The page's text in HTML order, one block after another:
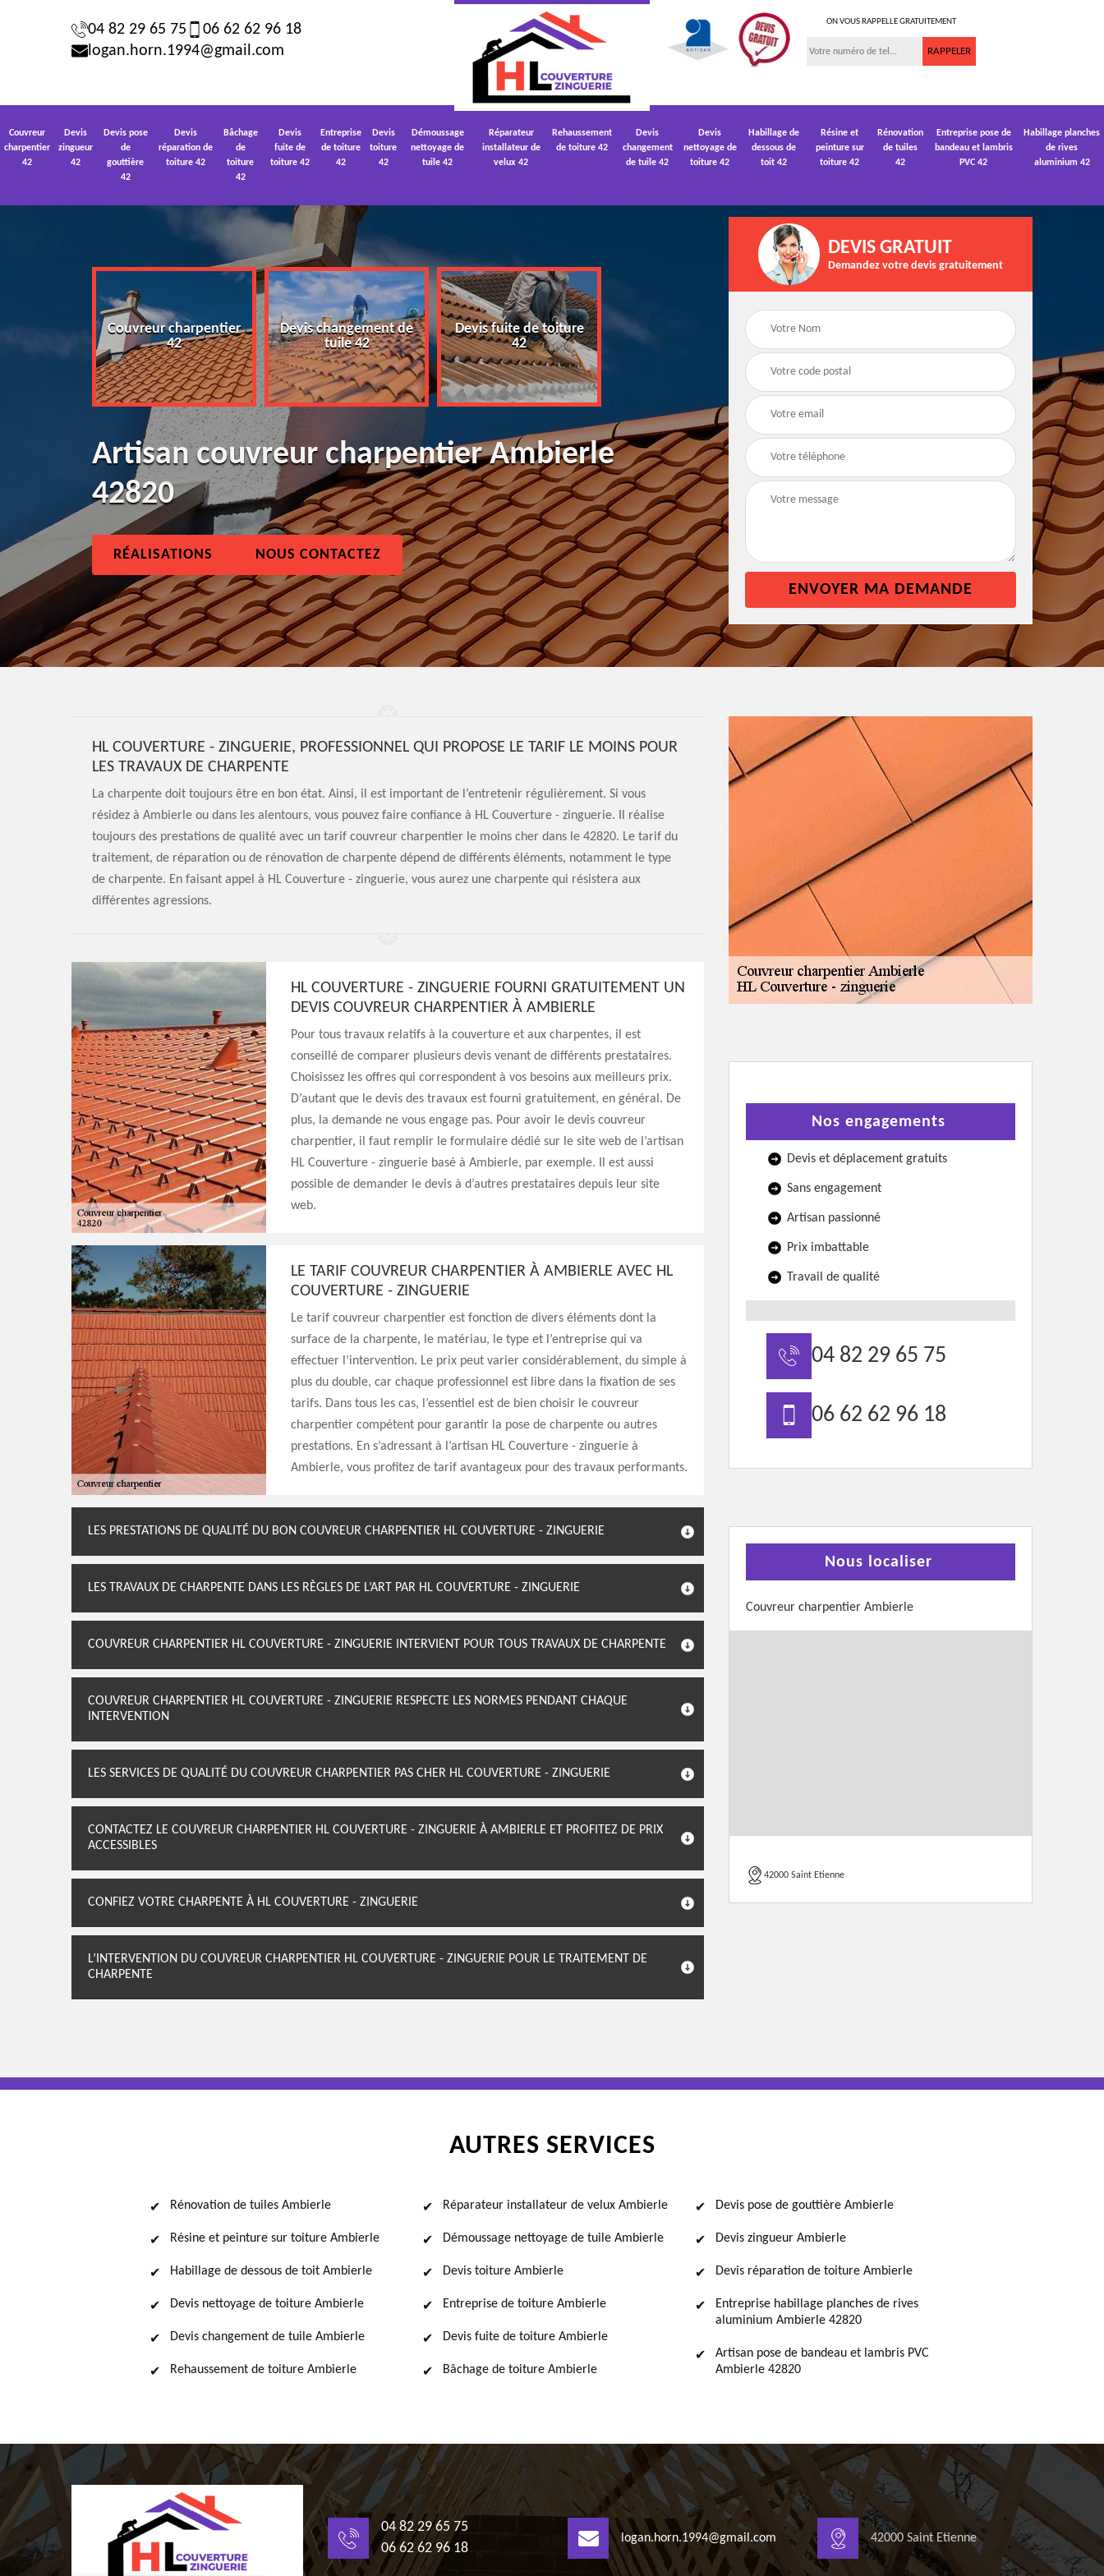
04 82 29 65 75
06 62 62 96 18
logan.horn.1994@gmail.com
ON VOUS RAPPELLE GRATUITEMENT
Couvreur
charpentier
42
Devis
zingueur
42
Devis pose
de
gouttière
42
Devis
réparation de
toiture 42
Bâchage
de
toiture
42
Devis
fuite de
toiture 42
Entreprise
de toiture
42
Devis
toiture
42
Démoussage
nettoyage de
tuile 42
Réparateur
installateur de
velux 42
Rehaussement
de toiture 42
Devis
changement
de tuile 42
Devis
nettoyage de
toiture 42
Habillage de
dessous de
toit 42
Résine et
peinture sur
toiture 42
Rénovation
de tuiles
42
Entreprise pose de
bandeau et lambris
PVC 42
Habillage planches
de rives
aluminium 42
Couvreur charpentier
42
Devis changement de
tuile 42
Devis fuite de toiture
42
Devis nettoyage de
Devis réparation de
toiture 42
Artisan couvreur charpentier Ambierle
42820
RÉALISATIONS NOUS CONTACTEZ
DEVIS GRATUIT
Demandez votre devis gratuitement
HL COUVERTURE - ZINGUERIE, PROFESSIONNEL QUI PROPOSE LE TARIF LE MOINS POUR
LES TRAVAUX DE CHARPENTE
La charpente doit toujours être en bon état. Ainsi, il est important de l’entretenir régulièrement. Si vous
résidez à Ambierle ou dans les alentours, vous pouvez faire confiance à HL Couverture - zinguerie. Il réalise
toujours des prestations de qualité avec un tarif couvreur charpentier le moins cher dans le 42820. Le tarif du
traitement, de réparation ou de rénovation de charpente dépend de différents éléments, notamment le type
de charpente. En faisant appel à HL Couverture - zinguerie, vous aurez une charpente qui résistera aux
différentes agressions.
HL COUVERTURE - ZINGUERIE FOURNI GRATUITEMENT UN
DEVIS COUVREUR CHARPENTIER À AMBIERLE
Pour tous travaux relatifs à la couverture et aux charpentes, il est
conseillé de comparer plusieurs devis venant de différents prestataires.
Choisissez les offres qui correspondent à vos besoins aux meilleurs prix.
D’autant que le devis des travaux est fourni gratuitement, en général. De
plus, la demande ne vous engage pas. Pour avoir le devis couvreur
charpentier, il faut remplir le formulaire dédié sur le site web de l’artisan
HL Couverture - zinguerie basé à Ambierle, par exemple. Il est aussi
possible de demander le devis à d’autres prestataires depuis leur site
web.
LE TARIF COUVREUR CHARPENTIER À AMBIERLE AVEC HL
COUVERTURE - ZINGUERIE
Le tarif couvreur charpentier est fonction de divers éléments dont la
surface de la charpente, le matériau, le type et l’entreprise qui va
effectuer l’intervention. Le prix peut varier considérablement, du simple à
plus du double, car chaque professionnel est libre dans la fixation de ses
tarifs. Dans tous les cas, l’essentiel est de bien choisir le couvreur
charpentier compétent pour garantir la pose de charpente ou autres
prestations. En s’adressant à l’artisan HL Couverture - zinguerie à
Ambierle, vous profitez de tarif avantageux pour des travaux performants.
LES PRESTATIONS DE QUALITÉ DU BON COUVREUR CHARPENTIER HL COUVERTURE - ZINGUERIE
LES TRAVAUX DE CHARPENTE DANS LES RÈGLES DE L’ART PAR HL COUVERTURE - ZINGUERIE
COUVREUR CHARPENTIER HL COUVERTURE - ZINGUERIE INTERVIENT POUR TOUS TRAVAUX DE CHARPENTE
COUVREUR CHARPENTIER HL COUVERTURE - ZINGUERIE RESPECTE LES NORMES PENDANT CHAQUE
INTERVENTION
LES SERVICES DE QUALITÉ DU COUVREUR CHARPENTIER PAS CHER HL COUVERTURE - ZINGUERIE
CONTACTEZ LE COUVREUR CHARPENTIER HL COUVERTURE - ZINGUERIE À AMBIERLE ET PROFITEZ DE PRIX
ACCESSIBLES
CONFIEZ VOTRE CHARPENTE À HL COUVERTURE - ZINGUERIE
L’INTERVENTION DU COUVREUR CHARPENTIER HL COUVERTURE - ZINGUERIE POUR LE TRAITEMENT DE
CHARPENTE
Nos engagements
Devis et déplacement gratuits
Sans engagement
Artisan passionné
Prix imbattable
Travail de qualité
04 82 29 65 75
06 62 62 96 18
Nous localiser
Couvreur charpentier Ambierle
42000 Saint Etienne
AUTRES SERVICES
Rénovation de tuiles Ambierle
Résine et peinture sur toiture Ambierle
Habillage de dessous de toit Ambierle
Devis nettoyage de toiture Ambierle
Devis changement de tuile Ambierle
Rehaussement de toiture Ambierle
Réparateur installateur de velux Ambierle
Démoussage nettoyage de tuile Ambierle
Devis toiture Ambierle
Entreprise de toiture Ambierle
Devis fuite de toiture Ambierle
Bâchage de toiture Ambierle
Devis pose de gouttière Ambierle
Devis zingueur Ambierle
Devis réparation de toiture Ambierle
Entreprise habillage planches de rives
aluminium Ambierle 42820
Artisan pose de bandeau et lambris PVC
Ambierle 42820
04 82 29 65 75
06 62 62 96 18
logan.horn.1994@gmail.com 42000 Saint Etienne